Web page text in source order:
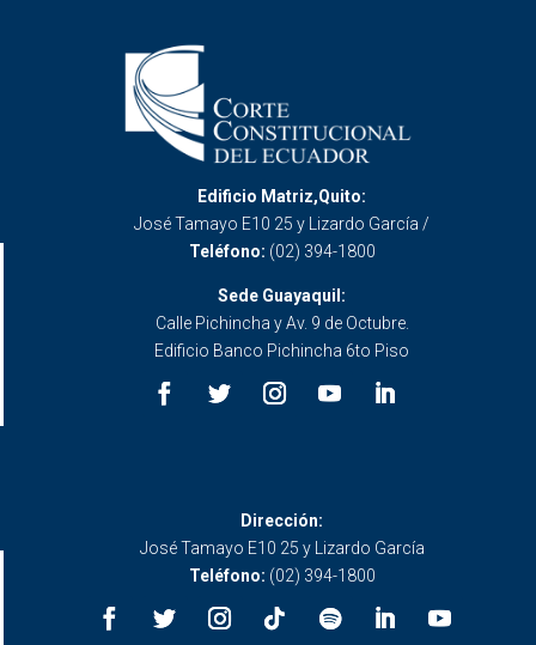
Edificio Matriz,Quito:
José Tamayo E10 25 y Lizardo García /
Teléfono: (02) 394-1800
Sede Guayaquil:
Calle Pichincha y Av. 9 de Octubre.
Edificio Banco Pichincha 6to Piso
Dirección:
José Tamayo E10 25 y Lizardo García
Teléfono: (02) 394-1800